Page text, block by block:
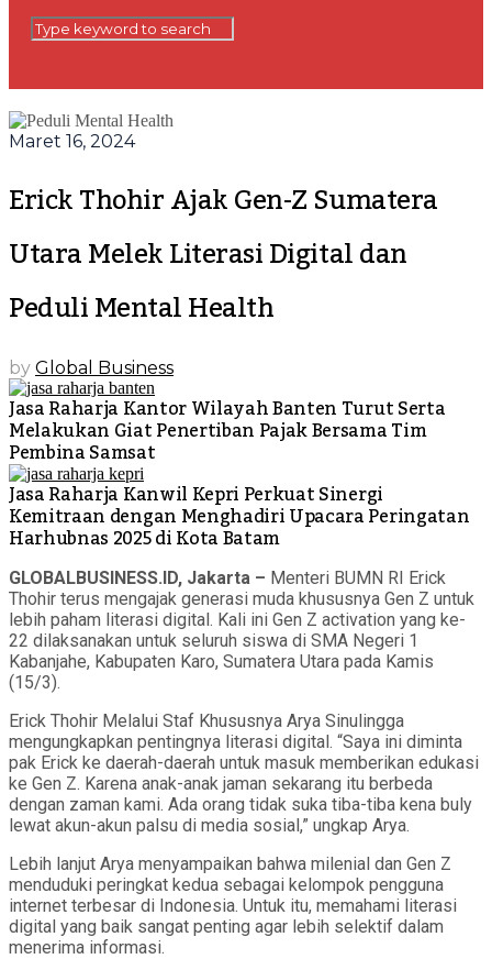
Maret 16, 2024
Erick Thohir Ajak Gen-Z Sumatera
Utara Melek Literasi Digital dan
Peduli Mental Health
by Global Business
Jasa Raharja Kantor Wilayah Banten Turut Serta
Melakukan Giat Penertiban Pajak Bersama Tim
Pembina Samsat
Jasa Raharja Kanwil Kepri Perkuat Sinergi
Kemitraan dengan Menghadiri Upacara Peringatan
Harhubnas 2025 di Kota Batam
GLOBALBUSINESS.ID, Jakarta – Menteri BUMN RI Erick
Thohir terus mengajak generasi muda khususnya Gen Z untuk
lebih paham literasi digital. Kali ini Gen Z activation yang ke-
22 dilaksanakan untuk seluruh siswa di SMA Negeri 1
Kabanjahe, Kabupaten Karo, Sumatera Utara pada Kamis
(15/3).
Erick Thohir Melalui Staf Khususnya Arya Sinulingga
mengungkapkan pentingnya literasi digital. “Saya ini diminta
pak Erick ke daerah-daerah untuk masuk memberikan edukasi
ke Gen Z. Karena anak-anak jaman sekarang itu berbeda
dengan zaman kami. Ada orang tidak suka tiba-tiba kena buly
lewat akun-akun palsu di media sosial,” ungkap Arya.
Lebih lanjut Arya menyampaikan bahwa milenial dan Gen Z
menduduki peringkat kedua sebagai kelompok pengguna
internet terbesar di Indonesia. Untuk itu, memahami literasi
digital yang baik sangat penting agar lebih selektif dalam
menerima informasi.